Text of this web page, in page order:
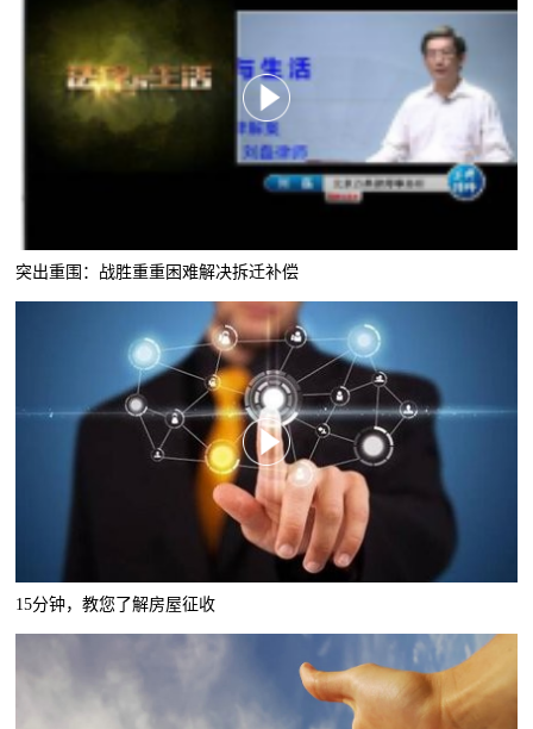
突出重围：战胜重重困难解决拆迁补偿
15分钟，教您了解房屋征收